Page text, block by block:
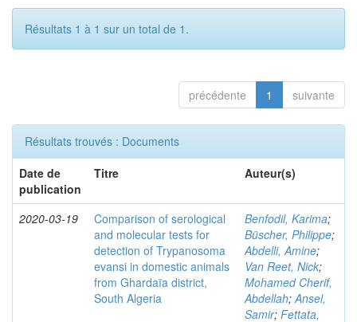
Résultats 1 à 1 sur un total de 1.
précédente 1 suivante
Résultats trouvés : Documents
Date de
publication
Titre Auteur(s)
2020-03-19
Comparison of serological
and molecular tests for
detection of Trypanosoma
evansi in domestic animals
from Ghardaïa district,
South Algeria
Benfodil, Karima;
Büscher, Philippe;
Abdelli, Amine;
Van Reet, Nick;
Mohamed Cherif,
Abdellah;Ansel,
Samir; Fettata,